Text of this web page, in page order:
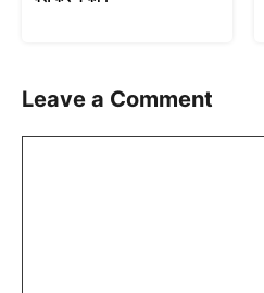
Leave a Comment